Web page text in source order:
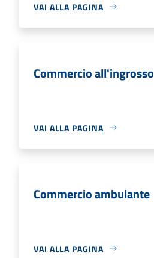
VAI ALLA PAGINA
Commercio all'ingrosso
VAI ALLA PAGINA
Commercio ambulante
VAI ALLA PAGINA